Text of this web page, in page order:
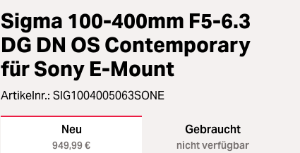
Durchschnittliche Bewertung von 5
Sigma 100-400mm F5-6.3
DG DN OS Contemporary
für Sony E-Mount
Artikelnr.: SIG1004005063SONE
Neu
949,99 €
Gebraucht
nicht verfügbar